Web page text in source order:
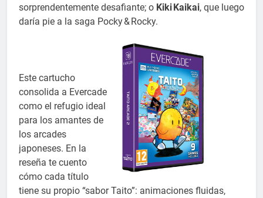
sorprendentemente desafiante; o Kiki Kaikai, que luego
daría pie a la saga Pocky & Rocky.
Este cartucho
consolida a Evercade
como el refugio ideal
para los amantes de
los arcades
japoneses. En la
reseña te cuento
cómo cada título
tiene su propio “sabor Taito”: animaciones fluidas,